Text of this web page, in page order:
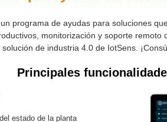
programa de ayudas para soluciones
monitorización y soporte remoto
solución de industria 4.0 de IotSens.
Principales
estado de la planta